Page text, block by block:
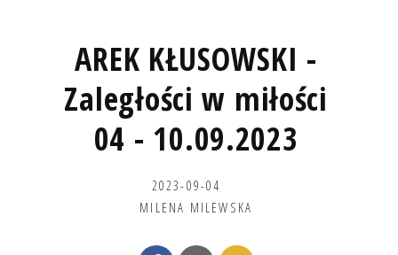
AREK KŁUSOWSKI -
Zaległości w miłości
04 - 10.09.2023
2023-09-04
MILENA MILEWSKA